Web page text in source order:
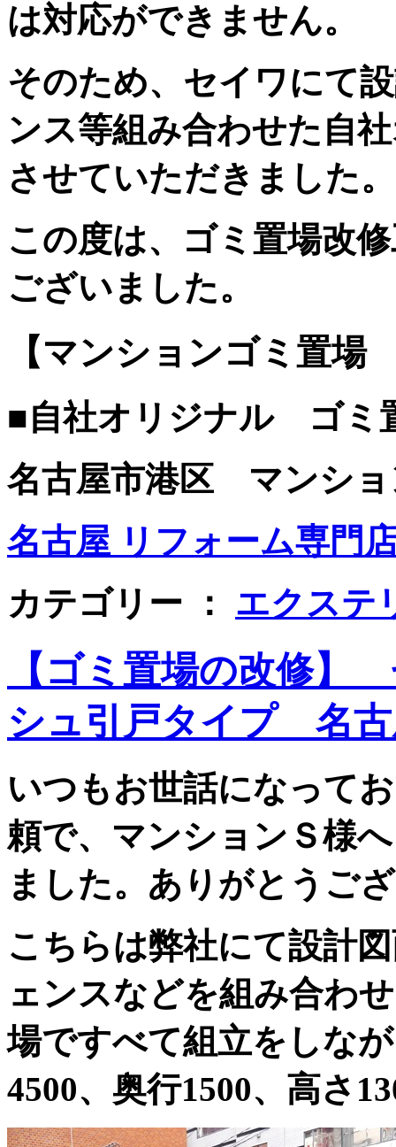
は対応ができません。
そのため、セイワにて
ンス等組み合わせた自
させていただきました。
この度は、ゴミ置場改
ございました。
【マンションゴミ置
■自社オリジナル ゴミ
名古屋市港区 マンシ
名古屋 リフォーム専門
カテゴリー ： エクステ
【ゴミ置場の改修
シュ引戸タイプ 名古
いつもお世話になって
頼で、マンションＳ様
ました。ありがとうご
こちらは弊社にて設計
ェンスなどを組み合わ
場ですべて組立をしな
4500、奥行1500、高さ